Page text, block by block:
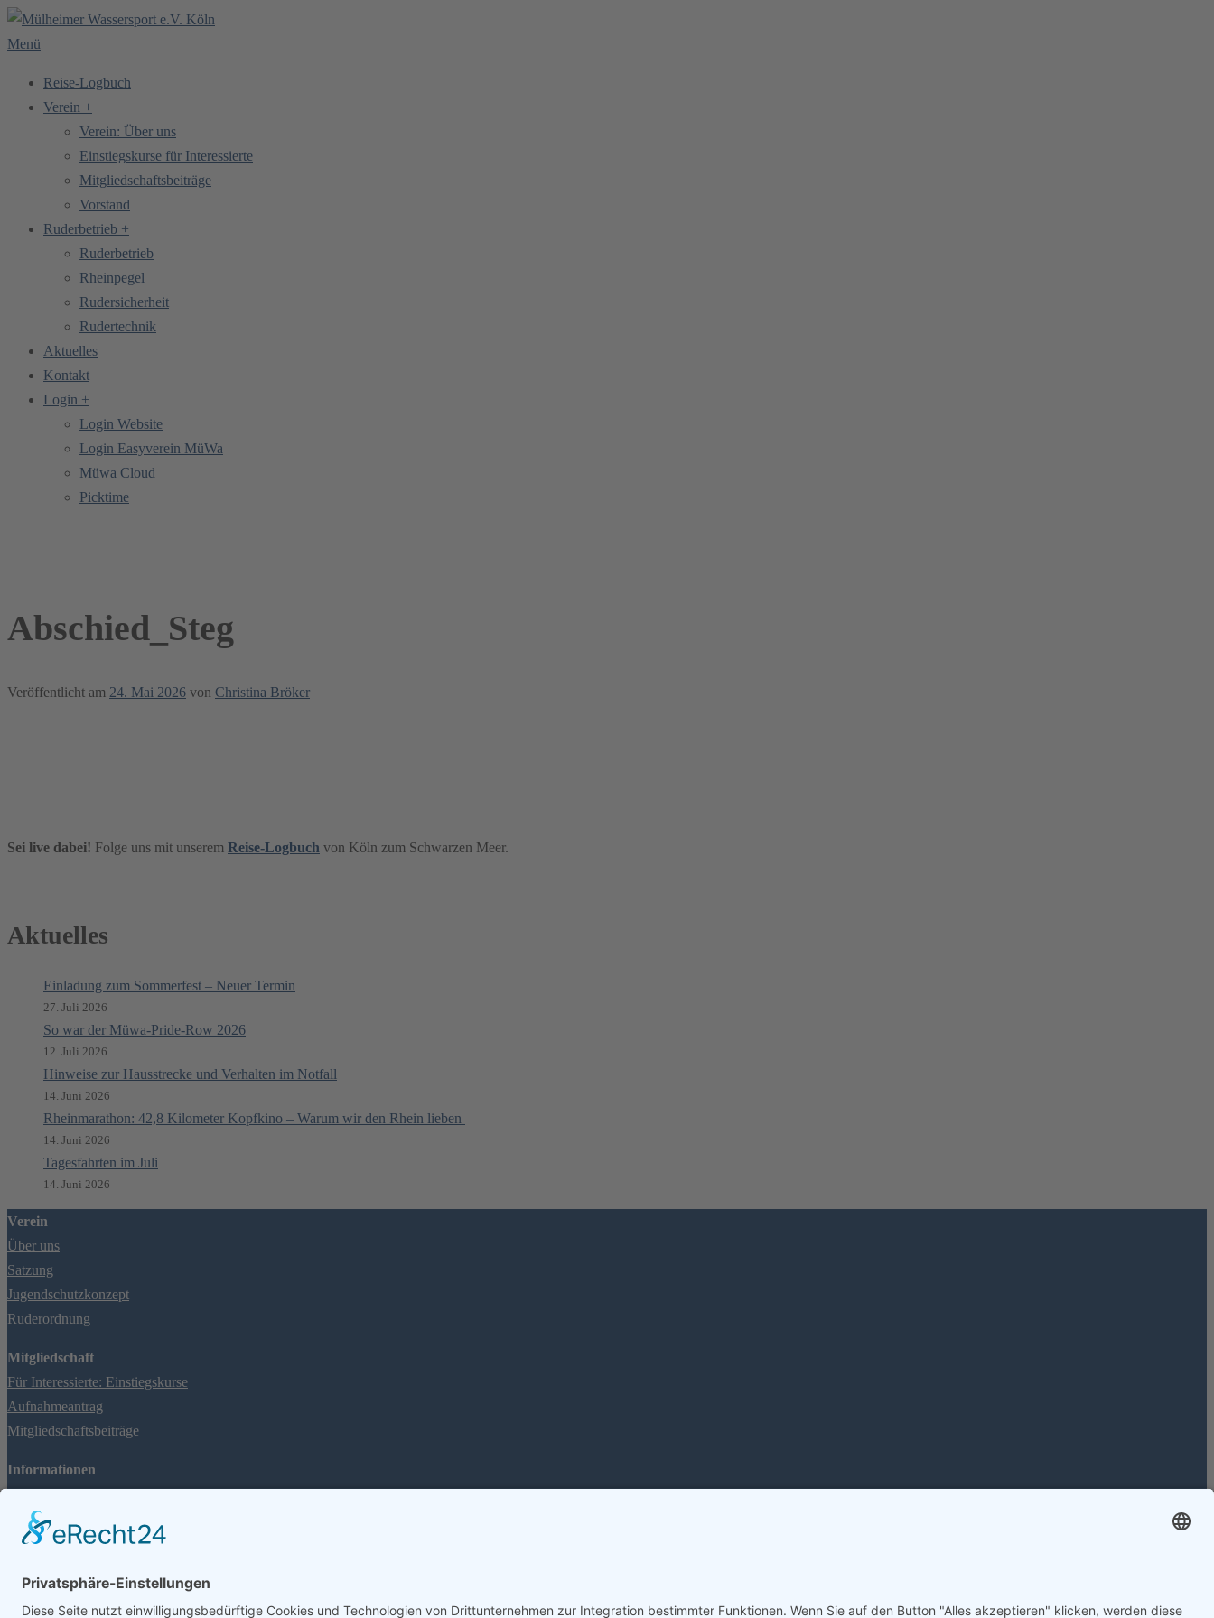
Zum
Inhalt
Menü
Reise-Logbuch
Verein +
Verein: Über uns
Einstiegskurse für Interessierte
Mitgliedschaftsbeiträge
Vorstand
Ruderbetrieb +
Ruderbetrieb
Rheinpegel
Rudersicherheit
Rudertechnik
Aktuelles
Kontakt
Login +
Login Website
Login Easyverein MüWa
Müwa Cloud
Picktime
Abschied_Steg
Veröffentlicht am 24. Mai 2026 von Christina Bröker
Sei live dabei! Folge uns mit unserem Reise-Logbuch von Köln zum Schwarzen Meer.
Aktuelles
Einladung zum Sommerfest – Neuer Termin
27. Juli 2026
So war der Müwa-Pride-Row 2026
12. Juli 2026
Hinweise zur Hausstrecke und Verhalten im Notfall
14. Juni 2026
Rheinmarathon: 42,8 Kilometer Kopfkino – Warum wir den Rhein lieben
14. Juni 2026
Tagesfahrten im Juli
14. Juni 2026
Verein
Über uns
Satzung
Jugendschutzkonzept
Ruderordnung
Mitgliedschaft
Für Interessierte: Einstiegskurse
Aufnahmeantrag
Mitgliedschaftsbeiträge
Informationen
Rheinpegel
FAQ
Spenden
Social Media